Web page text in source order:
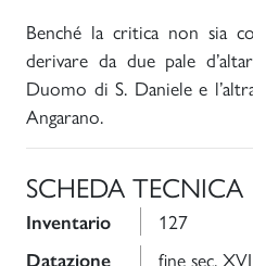
Benché la critica non sia
derivare da due pale
Duomo di S. Daniele e
Angarano.
SCHEDA TECNICA
Inventario 127
Datazione
fine sec.